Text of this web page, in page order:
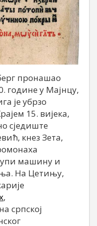
пронашао
године у Мајнцу,
је убрзо
15. вијека,
сједиште
кнез Зета,
машину и
На Цетињу,
,
српској